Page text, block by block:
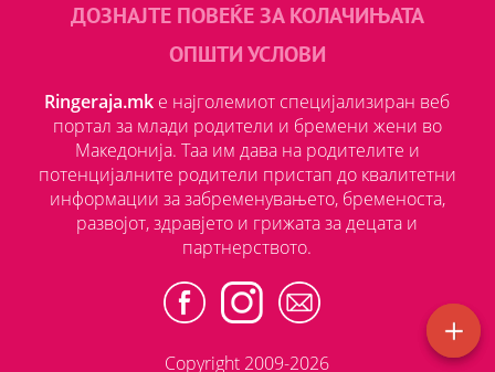
ДОЗНАЈТЕ ПОВЕЌЕ ЗА КОЛАЧИЊАТА
ОПШТИ УСЛОВИ
Ringeraja.mk е најголемиот специјализиран веб
портал за млади родители и бремени жени во
Македонија. Таа им дава на родителите и
потенцијалните родители пристап до квалитетни
информации за забременувањето, бременоста,
развојот, здравјето и грижата за децата и
партнерството.
Copyright 2009-2026